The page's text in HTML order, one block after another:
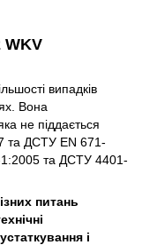
WKV
випадків
Вона
не піддається
та ДСТУ EN 671-
та ДСТУ 4401-
питань
і